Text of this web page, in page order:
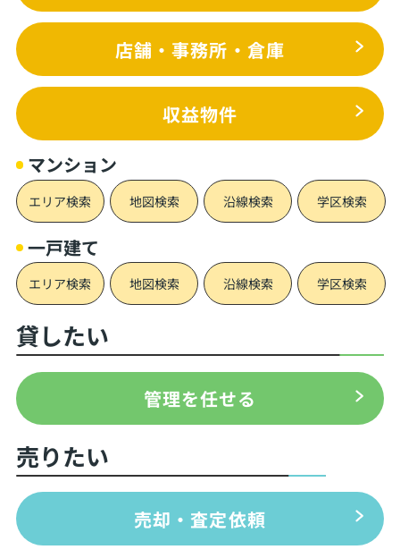
店舗・事務所・倉庫
収益物件
マンション
エリア検索 地図検索 沿線検索 学区検索
一戸建て
エリア検索 地図検索 沿線検索 学区検索
貸したい
管理を任せる
売りたい
売却・査定依頼